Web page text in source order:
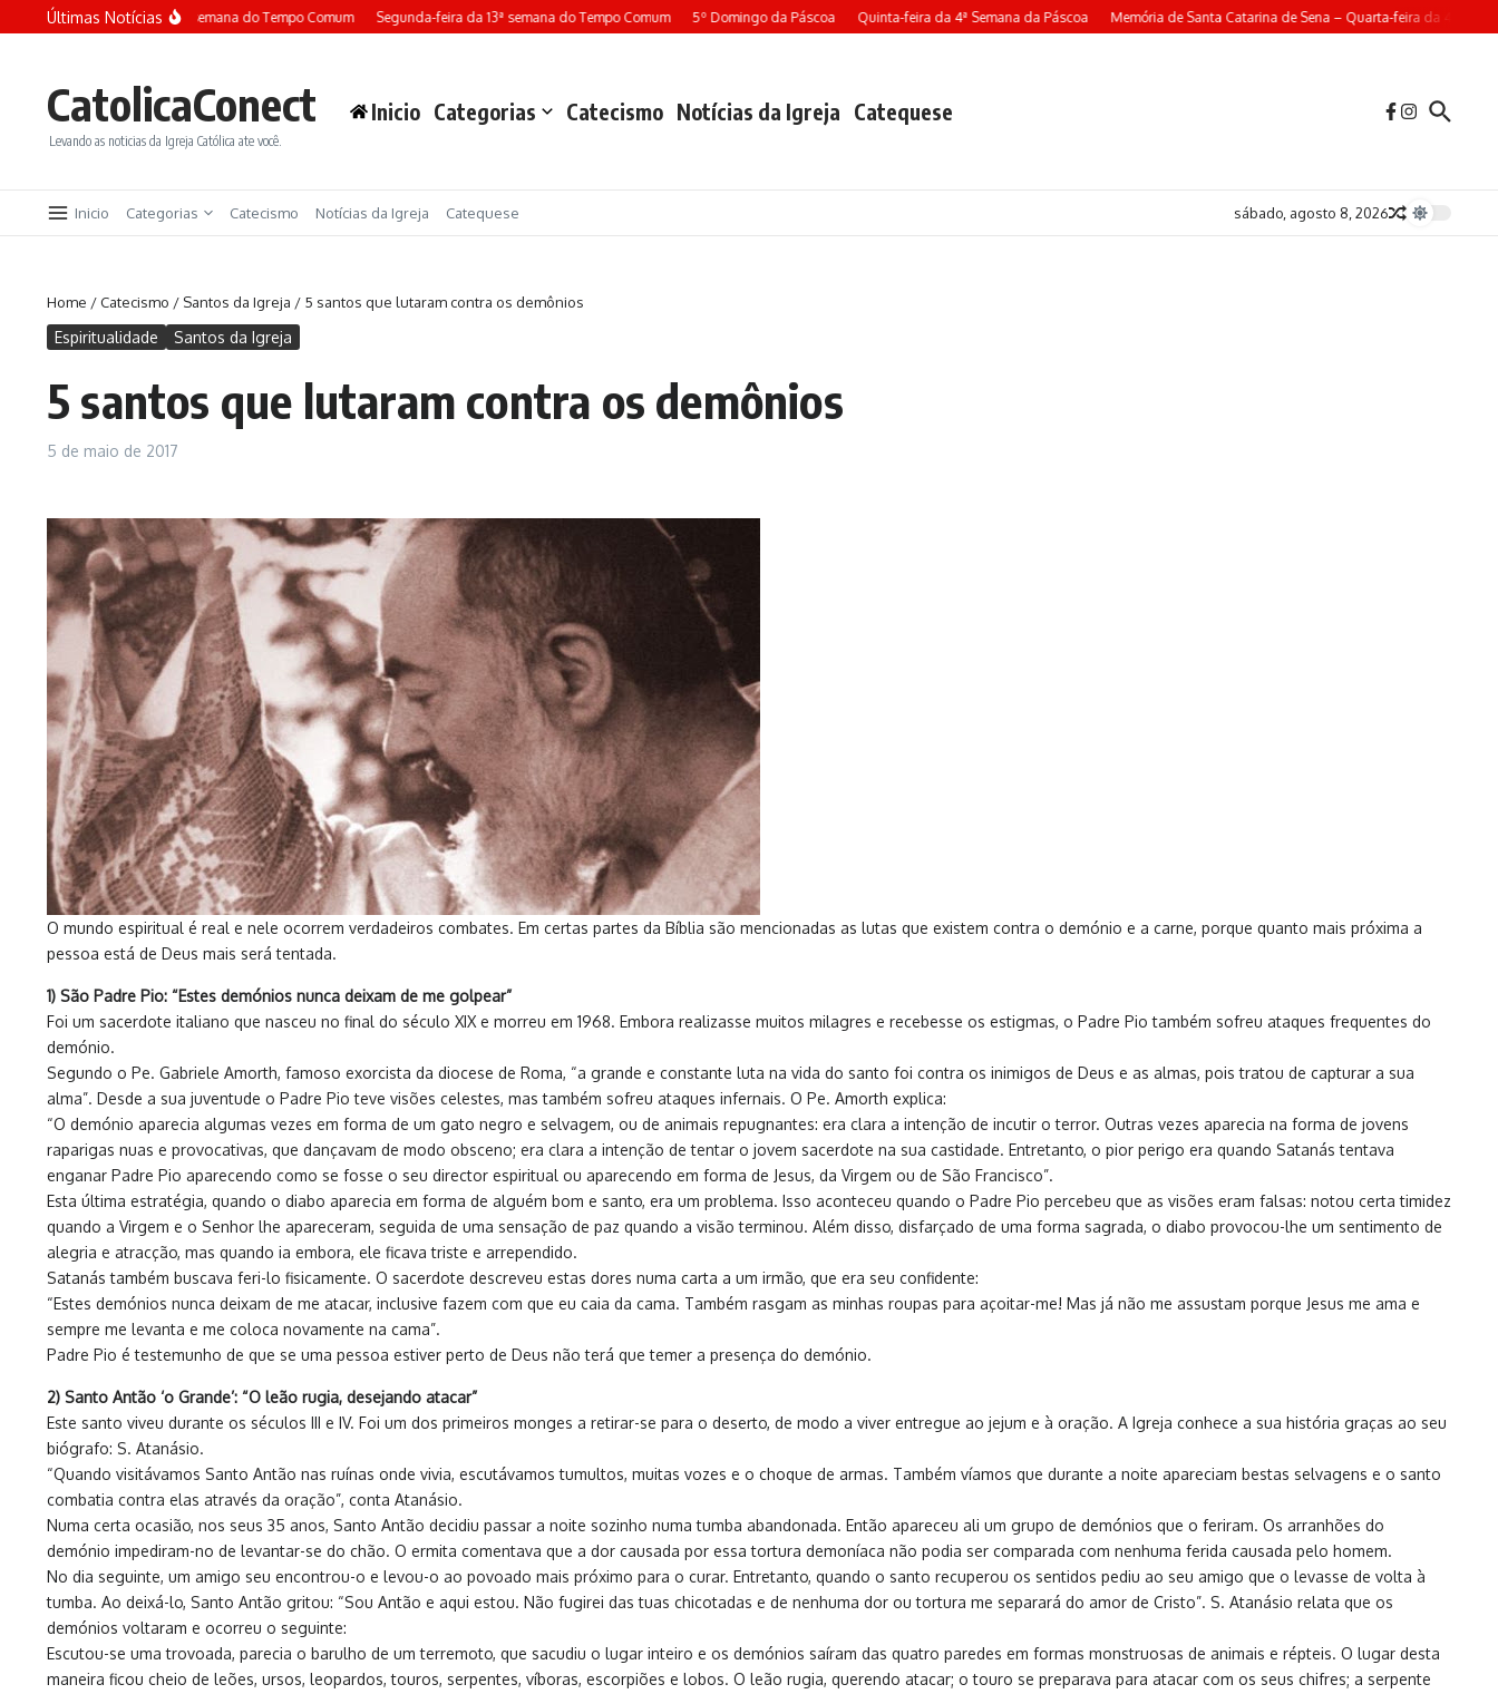
Ir para o conteúdo
Últimas Notícias
Terça-feira da 13ª semana do Tempo Comum Segunda-feira da 13ª semana do Tempo Comum 5º Domingo da Páscoa Quinta-feira da 4ª Semana da Páscoa Memória de Santa Catarina de Sena – Quarta-feira da 4ª Semana
CatolicaConect
Levando as noticias da Igreja Católica ate você.
Inicio Categorias Catecismo Notícias da Igreja Catequese
Inicio Categorias Catecismo Notícias da Igreja Catequese sábado, agosto 8, 2026
Home /Catecismo / Santos da Igreja / 5 santos que lutaram contra os demônios
Espiritualidade Santos da Igreja
5 santos que lutaram contra os demônios
5 de maio de 2017
O mundo espiritual é real e nele ocorrem verdadeiros combates. Em certas partes da Bíblia são mencionadas as lutas que existem contra o demónio e a carne, porque quanto mais próxima a
pessoa está de Deus mais será tentada.
1) São Padre Pio: “Estes demónios nunca deixam de me golpear”
Foi um sacerdote italiano que nasceu no final do século XIX e morreu em 1968. Embora realizasse muitos milagres e recebesse os estigmas, o Padre Pio também sofreu ataques frequentes do
demónio.
Segundo o Pe. Gabriele Amorth, famoso exorcista da diocese de Roma, “a grande e constante luta na vida do santo foi contra os inimigos de Deus e as almas, pois tratou de capturar a sua
alma”. Desde a sua juventude o Padre Pio teve visões celestes, mas também sofreu ataques infernais. O Pe. Amorth explica:
“O demónio aparecia algumas vezes em forma de um gato negro e selvagem, ou de animais repugnantes: era clara a intenção de incutir o terror. Outras vezes aparecia na forma de jovens
raparigas nuas e provocativas, que dançavam de modo obsceno; era clara a intenção de tentar o jovem sacerdote na sua castidade. Entretanto, o pior perigo era quando Satanás tentava
enganar Padre Pio aparecendo como se fosse o seu director espiritual ou aparecendo em forma de Jesus, da Virgem ou de São Francisco”.
Esta última estratégia, quando o diabo aparecia em forma de alguém bom e santo, era um problema. Isso aconteceu quando o Padre Pio percebeu que as visões eram falsas: notou certa timidez
quando a Virgem e o Senhor lhe apareceram, seguida de uma sensação de paz quando a visão terminou. Além disso, disfarçado de uma forma sagrada, o diabo provocou-lhe um sentimento de
alegria e atracção, mas quando ia embora, ele ficava triste e arrependido.
Satanás também buscava feri-lo fisicamente. O sacerdote descreveu estas dores numa carta a um irmão, que era seu confidente:
“Estes demónios nunca deixam de me atacar, inclusive fazem com que eu caia da cama. Também rasgam as minhas roupas para açoitar-me! Mas já não me assustam porque Jesus me ama e
sempre me levanta e me coloca novamente na cama”.
Padre Pio é testemunho de que se uma pessoa estiver perto de Deus não terá que temer a presença do demónio.
2) Santo Antão ‘o Grande’: “O leão rugia, desejando atacar”
Este santo viveu durante os séculos III e IV. Foi um dos primeiros monges a retirar-se para o deserto, de modo a viver entregue ao jejum e à oração. A Igreja conhece a sua história graças ao seu
biógrafo: S. Atanásio.
“Quando visitávamos Santo Antão nas ruínas onde vivia, escutávamos tumultos, muitas vozes e o choque de armas. Também víamos que durante a noite apareciam bestas selvagens e o santo
combatia contra elas através da oração”, conta Atanásio.
Numa certa ocasião, nos seus 35 anos, Santo Antão decidiu passar a noite sozinho numa tumba abandonada. Então apareceu ali um grupo de demónios que o feriram. Os arranhões do
demónio impediram-no de levantar-se do chão. O ermita comentava que a dor causada por essa tortura demoníaca não podia ser comparada com nenhuma ferida causada pelo homem.
No dia seguinte, um amigo seu encontrou-o e levou-o ao povoado mais próximo para o curar. Entretanto, quando o santo recuperou os sentidos pediu ao seu amigo que o levasse de volta à
tumba. Ao deixá-lo, Santo Antão gritou: “Sou Antão e aqui estou. Não fugirei das tuas chicotadas e de nenhuma dor ou tortura me separará do amor de Cristo”. S. Atanásio relata que os
demónios voltaram e ocorreu o seguinte:
Escutou-se uma trovoada, parecia o barulho de um terremoto, que sacudiu o lugar inteiro e os demónios saíram das quatro paredes em formas monstruosas de animais e répteis. O lugar desta
maneira ficou cheio de leões, ursos, leopardos, touros, serpentes, víboras, escorpiões e lobos. O leão rugia, querendo atacar; o touro se preparava para atacar com os seus chifres; a serpente